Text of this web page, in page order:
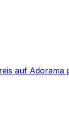
auf Adorama